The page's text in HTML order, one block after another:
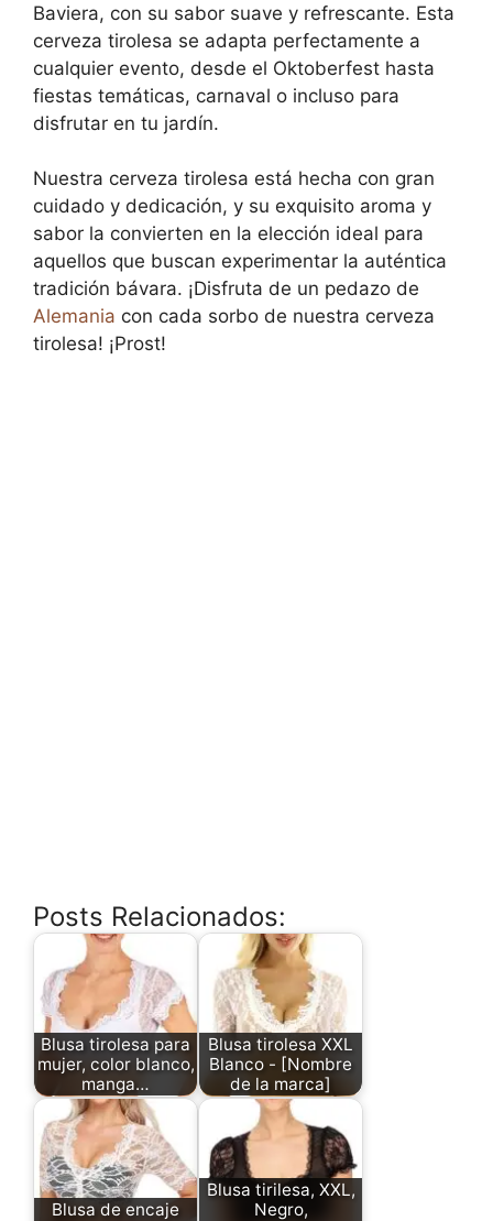
Baviera, con su sabor suave y refrescante. Esta
cerveza tirolesa se adapta perfectamente a
cualquier evento, desde el Oktoberfest hasta
fiestas temáticas, carnaval o incluso para
disfrutar en tu jardín.
Nuestra cerveza tirolesa está hecha con gran
cuidado y dedicación, y su exquisito aroma y
sabor la convierten en la elección ideal para
aquellos que buscan experimentar la auténtica
tradición bávara. ¡Disfruta de un pedazo de
Alemania con cada sorbo de nuestra cerveza
tirolesa! ¡Prost!
Posts Relacionados:
Blusa tirolesa para
mujer, color blanco,
manga…
Blusa tirolesa XXL
Blanco - [Nombre
de la marca]
Blusa de encaje
Blusa tirilesa, XXL,
Negro,